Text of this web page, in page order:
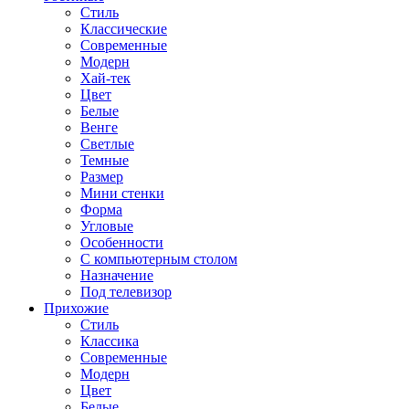
Стиль
Классические
Современные
Модерн
Хай-тек
Цвет
Белые
Венге
Светлые
Темные
Размер
Мини стенки
Форма
Угловые
Особенности
С компьютерным столом
Назначение
Под телевизор
Прихожие
Стиль
Классика
Современные
Модерн
Цвет